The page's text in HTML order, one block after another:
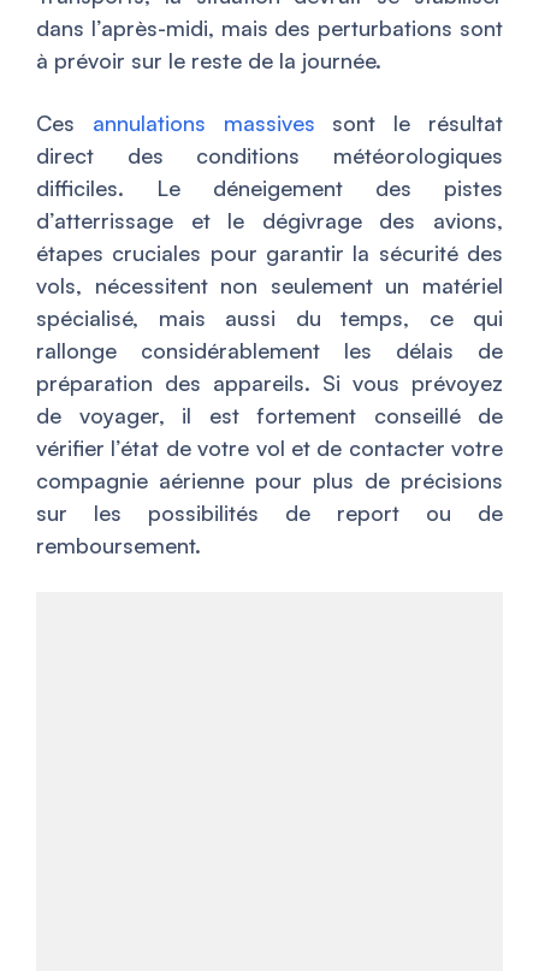
dans l’après-midi, mais des perturbations sont
à prévoir sur le reste de la journée.
Ces annulations massives sont le résultat
direct des conditions météorologiques
difficiles. Le déneigement des pistes
d’atterrissage et le dégivrage des avions,
étapes cruciales pour garantir la sécurité des
vols, nécessitent non seulement un matériel
spécialisé, mais aussi du temps, ce qui
rallonge considérablement les délais de
préparation des appareils. Si vous prévoyez
de voyager, il est fortement conseillé de
vérifier l’état de votre vol et de contacter votre
compagnie aérienne pour plus de précisions
sur les possibilités de report ou de
remboursement.